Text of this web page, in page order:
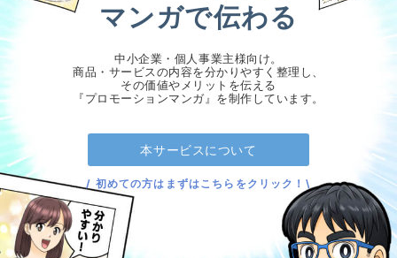
マンガで伝わる
中小企業・個人事業主様向け。
商品・サービスの内容を分かりやすく整理し、
その価値やメリットを伝える
『プロモーションマンガ』を制作しています。
本サービスについて
/ 初めての方はまずはこちらをクリック！\